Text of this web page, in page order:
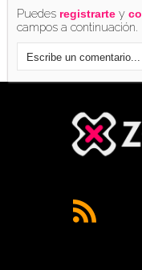
Puedes registrarte y
campos a continuación.